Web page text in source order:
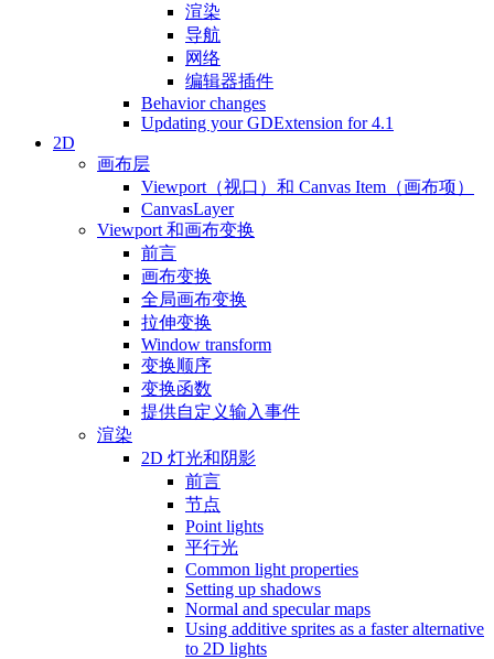
渲染
导航
网络
编辑器插件
Behavior changes
Updating your GDExtension for 4.1
2D
画布层
Viewport（视口）和 Canvas Item（画布项）
CanvasLayer
Viewport 和画布变换
前言
画布变换
全局画布变换
拉伸变换
Window transform
变换顺序
变换函数
提供自定义输入事件
渲染
2D 灯光和阴影
前言
节点
Point lights
平行光
Common light properties
Setting up shadows
Normal and specular maps
Using additive sprites as a faster alternative
to 2D lights